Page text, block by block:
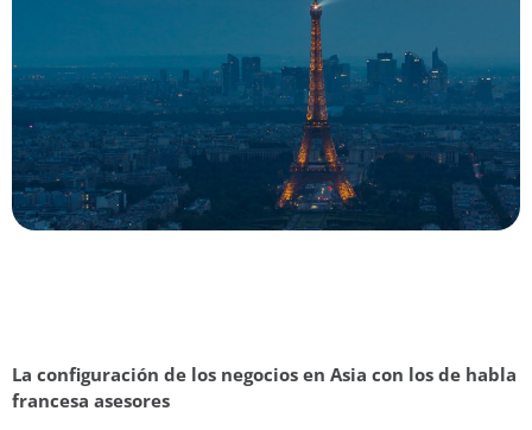
La configuración de los negocios en Asia con los de habla
francesa asesores